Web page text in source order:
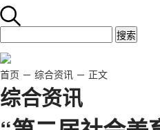
首页 － 综合资讯 － 正文
综合资讯